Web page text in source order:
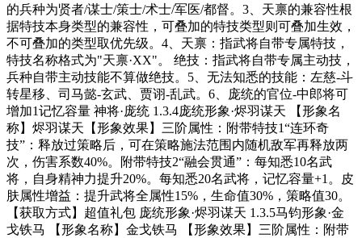
的兵种为贤者/谋士/策士/术士/军医/都督。3、天禀的兼容性根
据特技本身类型的兼容性，可叠加的特技类型则可叠加生效，
不可叠加的类型取优先级。4、天禀：指武将自带专属特技，
特技名称格式为"天禀·XX"。 绝技：指武将自带专属主动技，
兵种自带主动技能不算做绝技。5、无法知悉的技能：左慈-斗
转星移、司马懿-玄武、贾诩-乱武。6、庞统的官位-中郎将可
增加1记忆容量 神将·庞统 1.3.4庞统形象·烬羽谋天 【形象名
称】烬羽谋天【形象效果】三阶属性：附带特技1“连环奇
技”：释放过策略后，可在策略施法范围内随机敌军再释放两
次，伤害系数40%。附带特技2“融会贯通”：每知悉10名武
将，自身精神力提升20%。每知悉20名武将，记忆容量+1。皮
肤属性增益：提升武将全属性15%，生命值30%，策略值30。
【获取方式】超值礼包 庞统形象·烬羽谋天 1.3.5马钧形象·金
戈铁马 【形象名称】金戈铁马 【形象效果】三阶属性：附带